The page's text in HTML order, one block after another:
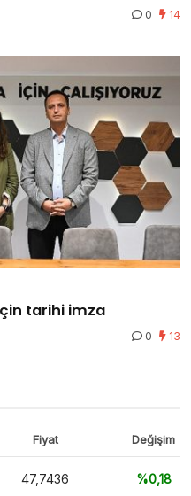
0 14
tarihi imza
0 13
Fiyat Değişim
47,7436 %0,18